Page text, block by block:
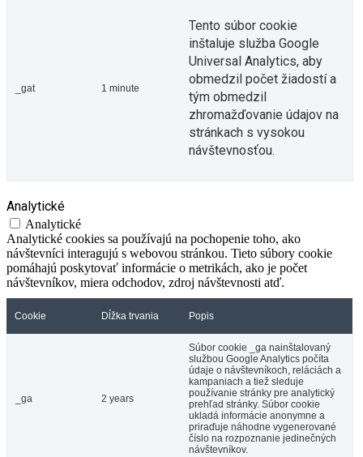
_gat 1 minute
Tento súbor cookie
inštaluje služba Google
Universal Analytics, aby
obmedzil počet žiadostí a
tým obmedzil
zhromažďovanie údajov na
stránkach s vysokou
návštevnosťou.
Analytické
Analytické
Analytické cookies sa používajú na pochopenie toho, ako
návštevníci interagujú s webovou stránkou. Tieto súbory cookie
pomáhajú poskytovať informácie o metrikách, ako je počet
návštevníkov, miera odchodov, zdroj návštevnosti atď.
Cookie Dĺžka trvania Popis
_ga 2 years
Súbor cookie _ga nainštalovaný
službou Google Analytics počíta
údaje o návštevníkoch, reláciách a
kampaniach a tiež sleduje
používanie stránky pre analytický
prehľad stránky. Súbor cookie
ukladá informácie anonymne a
priraďuje náhodne vygenerované
číslo na rozpoznanie jedinečných
návštevníkov.